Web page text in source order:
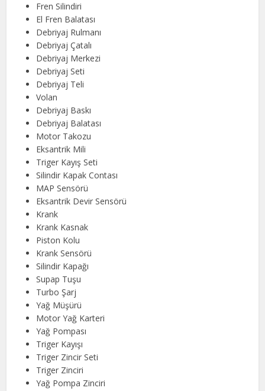
Fren Silindiri
El Fren Balatası
Debriyaj Rulmanı
Debriyaj Çatalı
Debriyaj Merkezi
Debriyaj Seti
Debriyaj Teli
Volan
Debriyaj Baskı
Debriyaj Balatası
Motor Takozu
Eksantrik Mili
Triger Kayış Seti
Silindir Kapak Contası
MAP Sensörü
Eksantrik Devir Sensörü
Krank
Krank Kasnak
Piston Kolu
Krank Sensörü
Silindir Kapağı
Supap Tuşu
Turbo Şarj
Yağ Müşürü
Motor Yağ Karteri
Yağ Pompası
Triger Kayışı
Triger Zincir Seti
Triger Zinciri
Yağ Pompa Zinciri